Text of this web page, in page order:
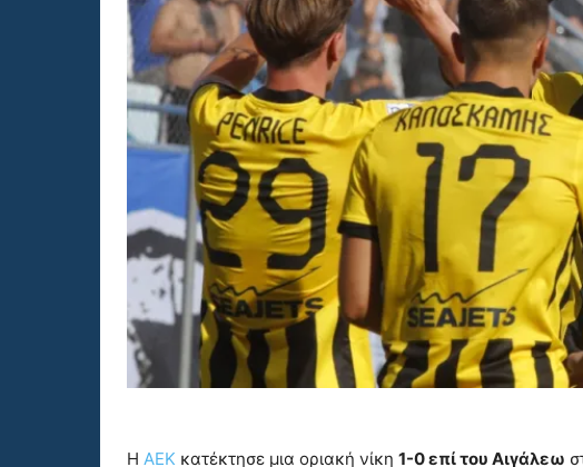
Η ΑΕΚ κατέκτησε μια οριακή νίκη 1-0 επί του Αιγάλεω